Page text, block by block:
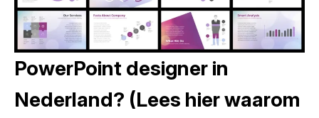
PowerPoint designer in
Nederland? (Lees hier waarom